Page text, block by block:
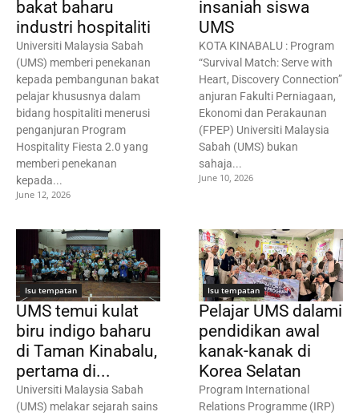
bakat baharu
industri hospitaliti
Universiti Malaysia Sabah
(UMS) memberi penekanan
kepada pembangunan bakat
pelajar khususnya dalam
bidang hospitaliti menerusi
penganjuran Program
Hospitality Fiesta 2.0 yang
memberi penekanan
kepada...
June 12, 2026
insaniah siswa
UMS
KOTA KINABALU : Program
“Survival Match: Serve with
Heart, Discovery Connection”
anjuran Fakulti Perniagaan,
Ekonomi dan Perakaunan
(FPEP) Universiti Malaysia
Sabah (UMS) bukan
sahaja...
June 10, 2026
Isu tempatan
UMS temui kulat
biru indigo baharu
di Taman Kinabalu,
pertama di...
Universiti Malaysia Sabah
(UMS) melakar sejarah sains
Isu tempatan
Pelajar UMS dalami
pendidikan awal
kanak-kanak di
Korea Selatan
Program International
Relations Programme (IRP)